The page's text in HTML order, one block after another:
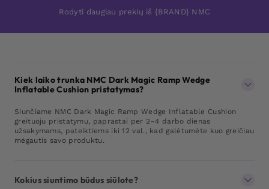
Rodyti daugiau prekių iš {BRAND} NMC
Kiek laiko trunka NMC Dark Magic Ramp Wedge
Inflatable Cushion pristatymas?
Siunčiame NMC Dark Magic Ramp Wedge Inflatable Cushion
greituoju pristatymu, paprastai per 2–4 darbo dienas
užsakymams, pateiktiems iki 12 val., kad galėtumėte kuo greičiau
mėgautis savo produktu.
Kokius siuntimo būdus siūlote?